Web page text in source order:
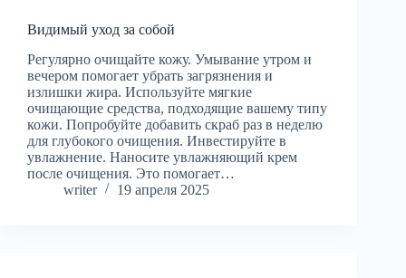
Видимый уход за собой
Регулярно очищайте кожу. Умывание утром и
вечером помогает убрать загрязнения и
излишки жира. Используйте мягкие
очищающие средства, подходящие вашему типу
кожи. Попробуйте добавить скраб раз в неделю
для глубокого очищения. Инвестируйте в
увлажнение. Наносите увлажняющий крем
после очищения. Это помогает…
writer
19 апреля 2025